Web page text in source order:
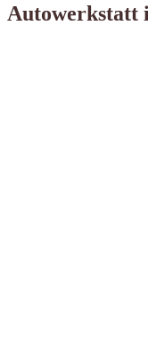
Autowerkstatt